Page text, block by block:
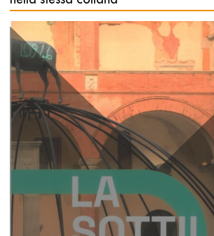
catalogo illustra la produzione
dall’artista torinese, del suo racconto
fatti, si realizza nelle vibrazioni,
colori applicati sulle tele. La ricchezza
in questo volume permette di cogliere
creativo di Piero Martina, avvalendosi
di una completa biobibliografia e di
antologia della critica che raccoglie
testimonianze tra le quali emergono
Sergio Solmi ed Eugenio Montale.